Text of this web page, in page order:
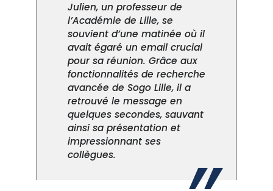
Julien, un professeur de
l’Académie de Lille, se
souvient d’une matinée où il
avait égaré un email crucial
pour sa réunion. Grâce aux
fonctionnalités de recherche
avancée de Sogo Lille, il a
retrouvé le message en
quelques secondes, sauvant
ainsi sa présentation et
impressionnant ses
collègues.